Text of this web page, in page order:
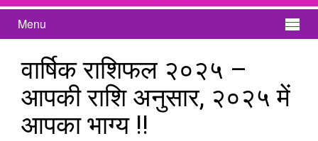
Menu
वार्षिक राशिफल २०२५ –
आपकी राशि अनुसार, २०२५ में
आपका भाग्य !!